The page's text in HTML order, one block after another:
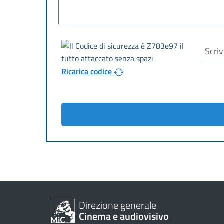
Ricarica codice
Direzione generale
Cinema e audiovisivo